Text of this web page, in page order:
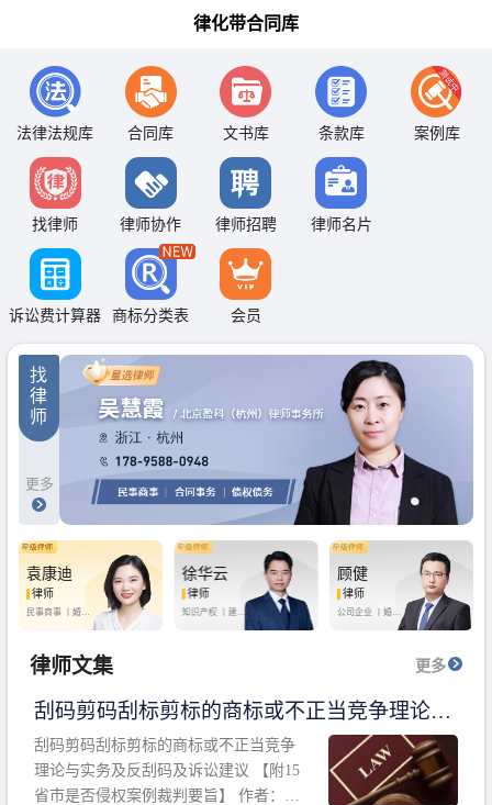
律化带合同库
法律法规库 合同库 文书库 条款库 案例库
找律师 律师协作 律师招聘 律师名片
诉讼费计算器 商标分类表 会员
找
律
师
更多
袁康迪
律师
民事商事 丨 婚姻
徐华云
律师
知识产权 丨 建设
顾健
律师
公司企业 丨婚姻
房产纠纷
律师文集 更多
刮码剪码刮标剪标的商标或不正当竞争理论与
实务及反刮码及诉讼建议 【附15省市是否侵权
案例裁判要旨】
刮码剪码刮标剪标的商标或不正当竞争
理论与实务及反刮码及诉讼建议 【附15
省市是否侵权案例裁判要旨】 作者：浙